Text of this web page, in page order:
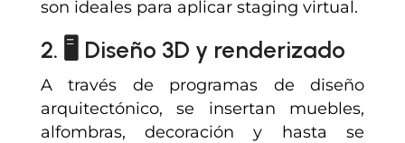
son ideales para aplicar staging virtual.
2. 🖥️ Diseño 3D y renderizado
A través de programas de diseño
arquitectónico, se insertan muebles,
alfombras, decoración y hasta se